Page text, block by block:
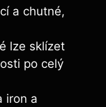
a chutné,
lze sklízet
po celý
iron a